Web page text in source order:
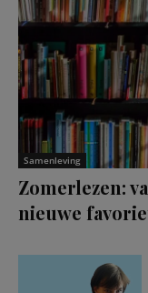
Samenleving
Zomerlezen:
nieuwe